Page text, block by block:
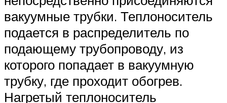
вакуумные трубки. Теплоноситель
подается в распределитель по
подающему трубопроводу, из
которого попадает в вакуумную
трубку, где проходит обогрев.
Нагретый теплоноситель